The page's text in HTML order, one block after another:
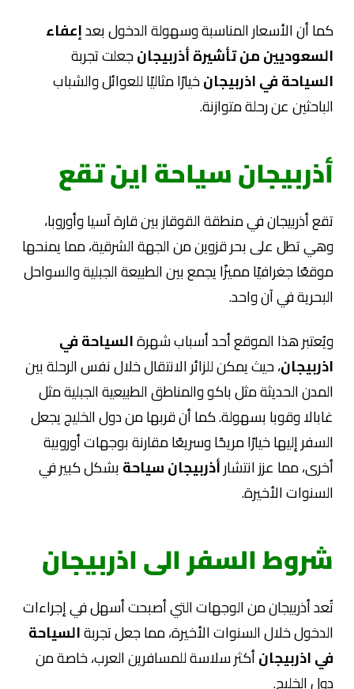
كما أن الأسعار المناسبة وسهولة الدخول بعدإعفاء
السعوديين من تأشيرة أذربيجانجعلت تجربة
السياحة في اذربيجانخيارًا مثاليًا للعوائل والشباب
الباحثين عن رحلة متوازنة.
أذربيجان سياحة اين تقع
تقع أذربيجان في منطقة القوقاز بين قارة آسيا وأوروبا،
وهي تطل على بحر قزوين من الجهة الشرقية، مما يمنحها
موقعًا جغرافيًا مميزًا يجمع بين الطبيعة الجبلية والسواحل
البحرية في آن واحد.
ويُعتبر هذا الموقع أحد أسباب شهرةالسياحة في
اذربيجان، حيث يمكن للزائر الانتقال خلال نفس الرحلة بين
المدن الحديثة مثل باكو والمناطق الطبيعية الجبلية مثل
غابالا وقوبا بسهولة. كما أن قربها من دول الخليج يجعل
السفر إليها خيارًا مريحًا وسريعًا مقارنة بوجهات أوروبية
أخرى، مما عزز انتشارأذربيجان سياحةبشكل كبير في
السنوات الأخيرة.
شروط السفر الى اذربيجان
تُعد أذربيجان من الوجهات التي أصبحت أسهل في إجراءات
الدخول خلال السنوات الأخيرة، مما جعل تجربةالسياحة
في اذربيجانأكثر سلاسة للمسافرين العرب، خاصة من
دول الخليج.